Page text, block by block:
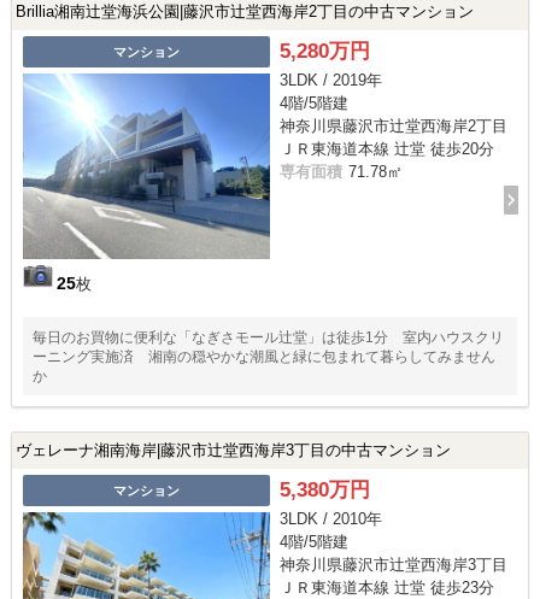
Brillia湘南辻堂海浜公園|藤沢市辻堂西海岸2丁目の中古マンション
マンション
25枚
5,280万円
3LDK / 2019年
4階/5階建
神奈川県藤沢市辻堂西海岸2丁目
ＪＲ東海道本線 辻堂 徒歩20分
専有面積 71.78㎡
毎日のお買物に便利な「なぎさモール辻堂」は徒歩1分 室内ハウスクリ
ーニング実施済 湘南の穏やかな潮風と緑に包まれて暮らしてみません
か
ヴェレーナ湘南海岸|藤沢市辻堂西海岸3丁目の中古マンション
マンション 5,380万円
3LDK / 2010年
4階/5階建
神奈川県藤沢市辻堂西海岸3丁目
ＪＲ東海道本線 辻堂 徒歩23分